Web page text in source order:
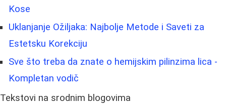
Kose
Uklanjanje Ožiljaka: Najbolje Metode i Saveti za
Estetsku Korekciju
Sve što treba da znate o hemijskim pilinzima lica -
Kompletan vodič
Tekstovi na srodnim blogovima